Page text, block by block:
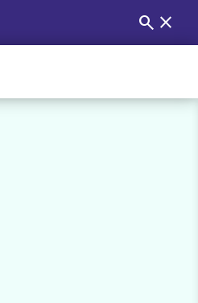
Buscar:
search close